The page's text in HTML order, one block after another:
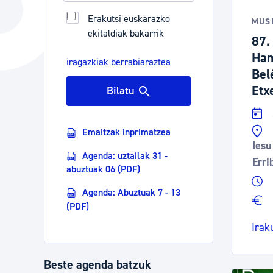
Hiria
Hiria ezagutu
Etorkizuneko hiria
Albisteak
Abisuak
Kultur
Erakutsi euskarazko
ekitaldiak bakarrik
iragazkiak berrabiaraztea
Bilatu
Emaitzak inprimatzea
Agenda: uztailak 31 -
abuztuak 06 (PDF)
Agenda: Abuztuak 7 - 13
(PDF)
Beste agenda batzuk
87.